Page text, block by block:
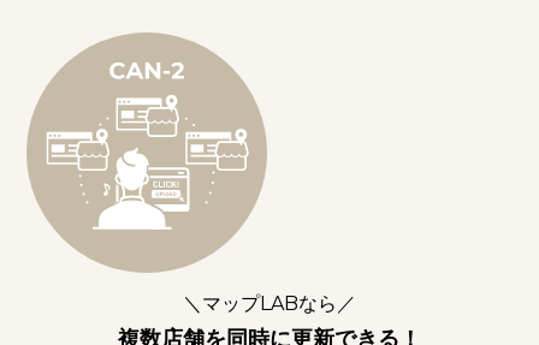
＼マップLABなら／
複数店舗を同時に更新できる！